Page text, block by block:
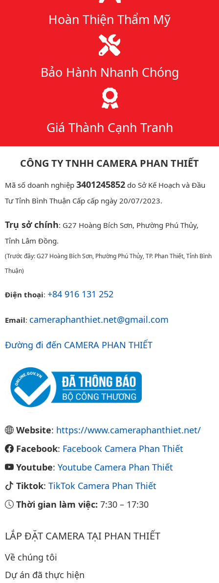
Hoàn Thiện Thẩm Mỹ
Bảo Hành Nhanh Chóng
Giá Thành Cạnh Tranh
CÔNG TY TNHH CAMERA PHAN THIẾT
Mã số doanh nghiệp 3401245852 do Sở Kế Hoạch và Đầu
Tư Tỉnh Bình Thuận Cấp cấp ngày 20/07/2023.
Trụ sở chính: G27 Hoàng Bích Sơn, Phường Phú Thủy,
Tỉnh Lâm Đồng.
(Trước đây: G27 Hoàng Bích Sơn, Phường Phú Thủy, TP. Phan Thiết, Tỉnh Bình
Thuận)
Điện thoại: +84 916 131 252
Email: cameraphanthiet.net@gmail.com
Đường đi đến CAMERA PHAN THIẾT
Website: https://www.cameraphanthiet.net/
Facebook: Facebook Camera Phan Thiết
Youtube: Youtube Camera Phan Thiết
Tiktok: TikTok Camera Phan Thiết
Thời gian làm việc: 7:30 – 17:30
LẮP ĐẶT CAMERA TẠI PHAN THIẾT
Về chúng tôi
Dự án đã thực hiện